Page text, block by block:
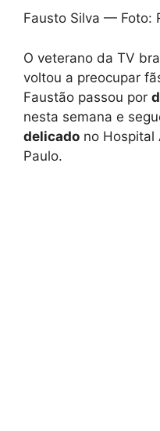
Fausto Silva — Foto:
O veterano da TV
voltou a preocupar
Faustão passou por
nesta semana e
delicado no Hospital
Paulo.